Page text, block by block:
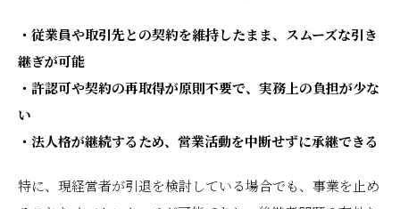
・従業員や取引先との契約を維持したまま、スムーズな引き
継ぎが可能
・許認可や契約の再取得が原則不要で、実務上の負担が少な
い
・法人格が継続するため、営業活動を中断せずに承継できる
特に、現経営者が引退を検討している場合でも、事業を止め